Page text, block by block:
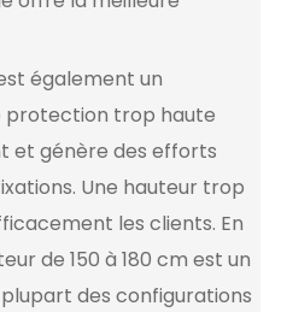
également un
protection trop haute
et génère des efforts
Une hauteur trop
les clients. En
de 150 à 180 cm est un
des configurations